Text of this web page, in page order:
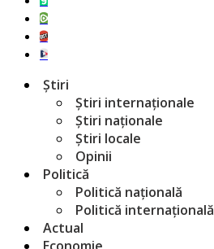
Știri
Știri internaționale
Știri naționale
Știri locale
Opinii
Politică
Politică națională
Politică internațională
Actual